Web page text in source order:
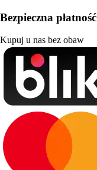
Bezpieczna płatność
Kupuj u nas bez obaw